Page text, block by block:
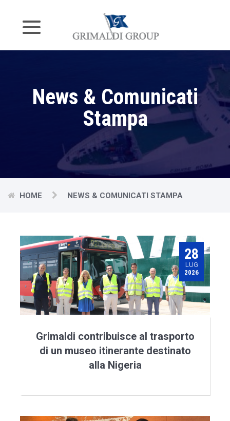
News & Comunicati
Stampa
HOME NEWS & COMUNICATI STAMPA
28
LUG
2026
Grimaldi contribuisce al trasporto
di un museo itinerante destinato
alla Nigeria